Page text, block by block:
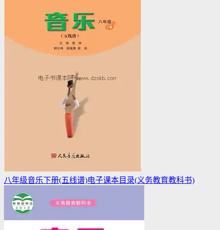
八年级音乐下册(五线谱)电子课本目录(义务教育教科书)